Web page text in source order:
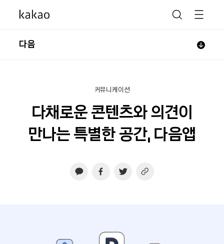
다음
커뮤니케이션
다채로운 콘텐츠와 의견이
만나는 특별한 공간, 다음앱